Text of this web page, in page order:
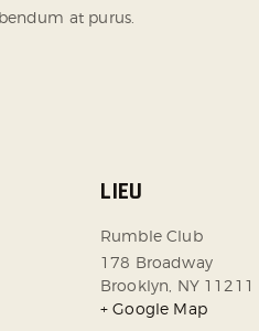
at purus.
LIEU
Rumble Club
178 Broadway
Brooklyn NY 11211
+ Google Map